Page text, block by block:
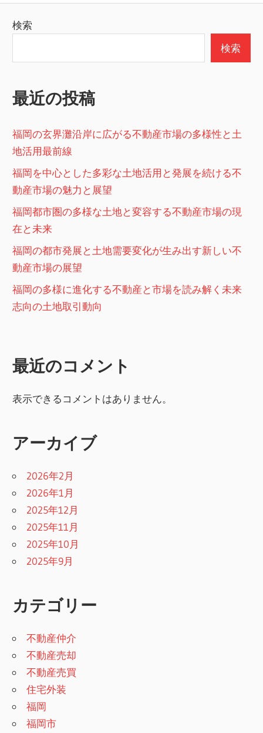
の
ー
ジ
送
り
検索
検索
最近の投稿
福岡の玄界灘沿岸に広がる不動産市場の多様性と土
地活用最前線
福岡を中心とした多彩な土地活用と発展を続ける不
動産市場の魅力と展望
福岡都市圏の多様な土地と変容する不動産市場の現
在と未来
福岡の都市発展と土地需要変化が生み出す新しい不
動産市場の展望
福岡の多様に進化する不動産と市場を読み解く未来
志向の土地取引動向
最近のコメント
表示できるコメントはありません。
アーカイブ
2026年2月
2026年1月
2025年12月
2025年11月
2025年10月
2025年9月
カテゴリー
不動産仲介
不動産売却
不動産売買
住宅外装
福岡
福岡市